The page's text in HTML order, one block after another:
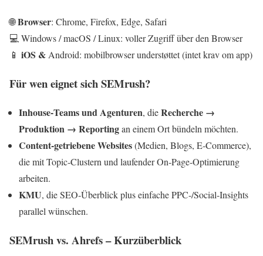
🌐Browser: Chrome, Firefox, Edge, Safari
💻 Windows / macOS / Linux: voller Zugriff über den Browser
📱 iOS &Android: mobilbrowser understøttet (intet krav om app)
Für wen eignet sich SEMrush?
Inhouse‑Teams und Agenturen, dieRecherche →
Produktion → Reportingan einem Ort bündeln möchten.
Content‑getriebene Websites(Medien, Blogs, E‑Commerce),
die mit Topic‑Clustern und laufender On‑Page‑Optimierung
arbeiten.
KMU, die SEO‑Überblick plus einfache PPC-/Social‑Insights
parallel wünschen.
SEMrush vs. Ahrefs – Kurzüberblick